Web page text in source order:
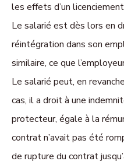
les effets d’un
Le salarié est dès lors en
réintégration dans son
similaire, ce que
Le salarié peut, en
cas, il a droit à une
protecteur, égale à la
contrat n’avait pas été
de rupture du contrat